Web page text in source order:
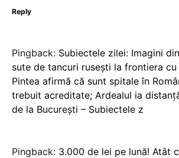
Reply
Pingback: Subiectele zilei: Imagini
sute de tancuri ruseşti la frontiera cu
Pintea afirmă că sunt spitale în
trebuit acreditate; Ardealul ia
de la Bucureşti – Subiectele z
Pingback: 3.000 de lei pe lună! Atât